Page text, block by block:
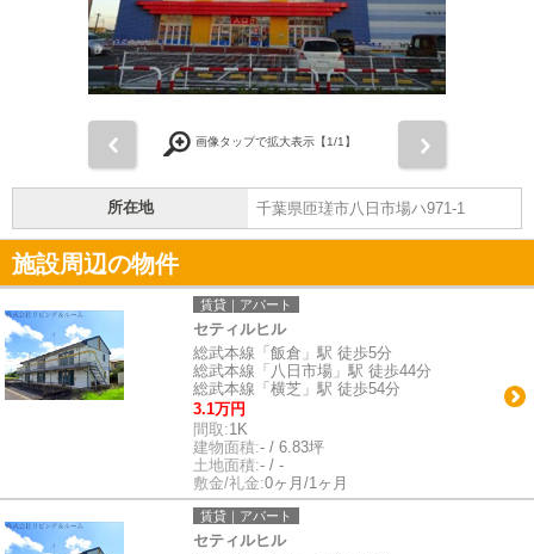
画像タップで拡大表示【1/1】
所在地 千葉県匝瑳市八日市場ハ971-1
施設周辺の物件
賃貸｜アパート
セティルヒル
総武本線「飯倉」駅 徒歩5分
総武本線「八日市場」駅 徒歩44分
総武本線「横芝」駅 徒歩54分
3.1万円
間取:1K
建物面積:- / 6.83坪
土地面積:- / -
敷金/礼金:0ヶ月/1ヶ月
賃貸｜アパート
セティルヒル